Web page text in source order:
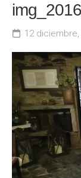
12 diciembre,